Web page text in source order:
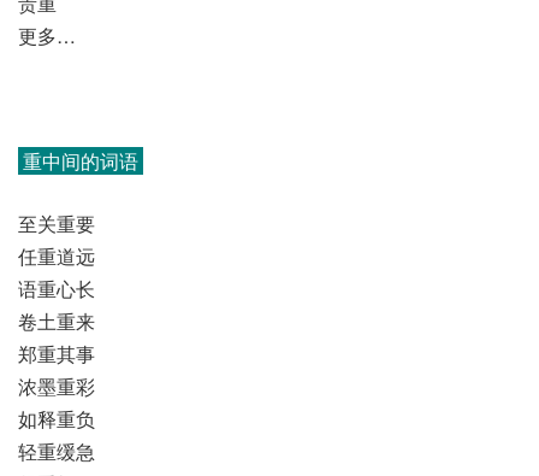
更多…
重中间的词语
至关重要
任重道远
语重心长
卷土重来
郑重其事
浓墨重彩
如释重负
轻重缓急